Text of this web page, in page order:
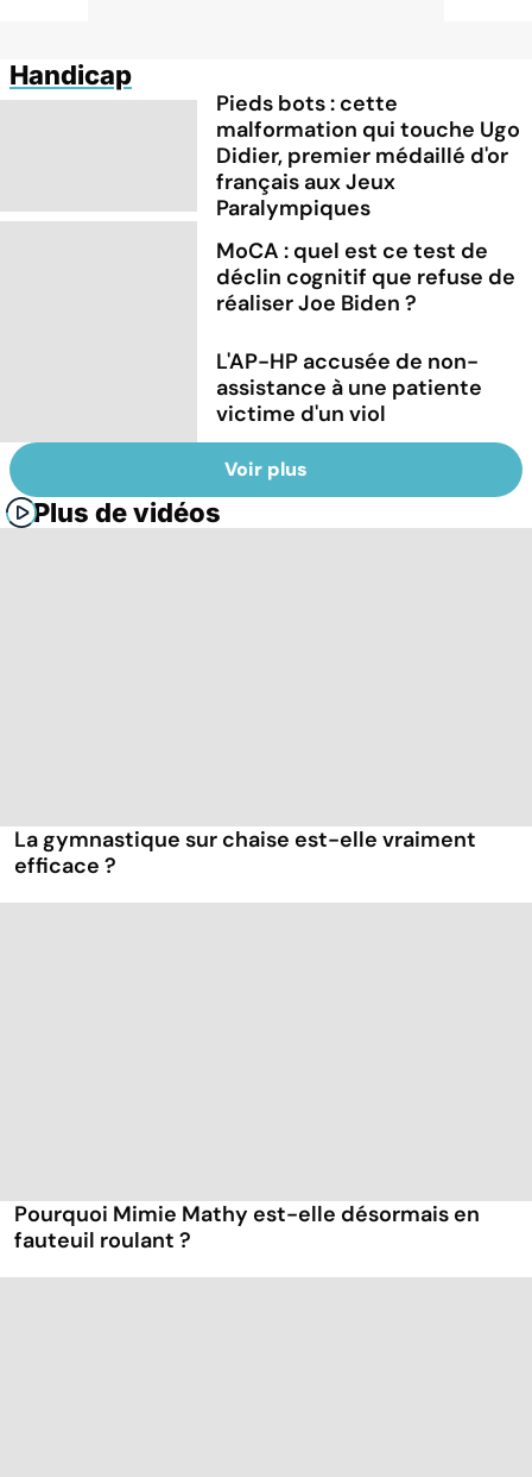
Handicap
Pieds bots : cette
malformation qui touche Ugo
Didier, premier médaillé d'or
français aux Jeux
Paralympiques
MoCA : quel est ce test de
déclin cognitif que refuse de
réaliser Joe Biden ?
L'AP-HP accusée de non-
assistance à une patiente
victime d'un viol
Voir plus
Plus de vidéos
La gymnastique sur chaise est-elle vraiment
efficace ?
Pourquoi Mimie Mathy est-elle désormais en
fauteuil roulant ?